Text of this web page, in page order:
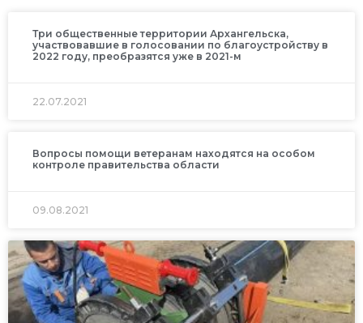
Три общественные территории Архангельска,
участвовавшие в голосовании по благоустройству в
2022 году, преобразятся уже в 2021-м
22.07.2021
Вопросы помощи ветеранам находятся на особом
контроле правительства области
09.08.2021